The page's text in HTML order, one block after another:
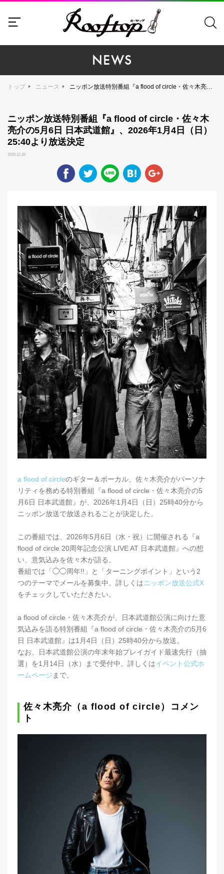
NEWS
トップ ニュース ニッポン放送特別番組『a flood of circle・佐々木亮介の5月6日 日本武道館』、2026年1月4日（日）25:40より放送決定
ニッポン放送特別番組『a flood of circle・佐々木
亮介の5月6日 日本武道館』、2026年1月4日（日）
25:40より放送決定
2025.12.26
a flood of circleのギター＆ボーカル、佐々木亮介がパーソナ
リティを務める特別番組『a flood of circle・佐々木亮介の5
月6日 日本武道館』が、2026年1月4日（日）25時40分から
ニッポン放送で放送されることが決定した。
この番組では、2026年5月6日（水・祝）に開催される『a
flood of circle 20周年記念公演 LIVE AT 日本武道館』への想
い、意気込みを佐々木が語る。
番組では「◯◯周年!!」と「ターニングポイント」という2
つのテーマでメールを募集中。詳しくは ニッポン放送公式X
をチェックしていただきたい。
a flood of circle・佐々木亮介が、日本武道館公演に向けた意
気込みを語る特別番組『a flood of circle・佐々木亮介の5月6
日 日本武道館』は1月4日（日）25時40分から放送。
なお、日本武道館公演の年末年始プレイガイド最速先行（抽
選）を1月14日（水）まで受付中。詳しくはイベント公式ホ
ームページ まで。
佐々木亮介（a flood of circle）コメン
ト